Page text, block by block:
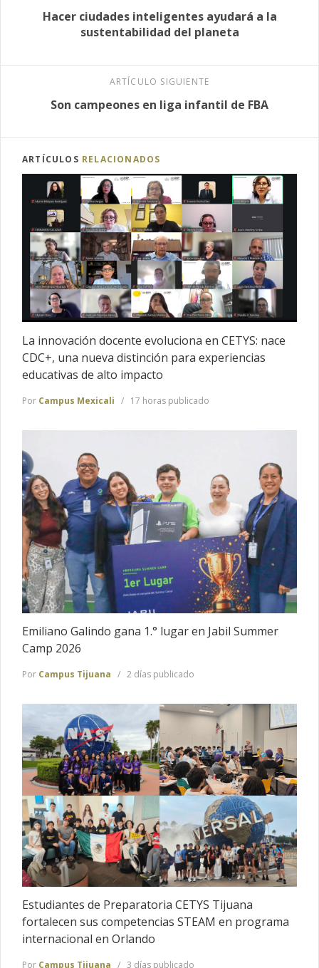
Hacer ciudades inteligentes ayudará a la
sustentabilidad del planeta
ARTÍCULO SIGUIENTE
Son campeones en liga infantil de FBA
ARTÍCULOS RELACIONADOS
La innovación docente evoluciona en CETYS: nace
CDC+, una nueva distinción para experiencias
educativas de alto impacto
Por Campus Mexicali 17 horas publicado
Emiliano Galindo gana 1.° lugar en Jabil Summer
Camp 2026
Por Campus Tijuana 2 días publicado
Estudiantes de Preparatoria CETYS Tijuana
fortalecen sus competencias STEAM en programa
internacional en Orlando
Por Campus Tijuana 3 días publicado